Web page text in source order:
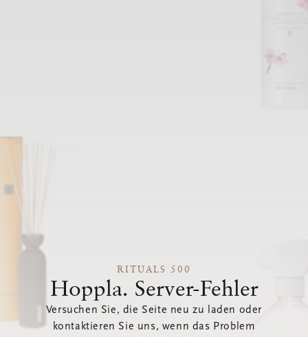
RITUALS 500
Hoppla. Server-Fehler
Versuchen Sie, die Seite neu zu laden oder
kontaktieren Sie uns, wenn das Problem